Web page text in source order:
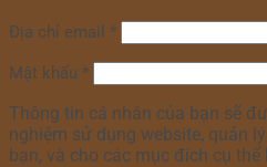
Địa chỉ email *
Mật khẩu *
Thông tin cá nhân của bạn sẽ
nghiệm sử dụng website, quản
bạn, và cho các mục đích cụ